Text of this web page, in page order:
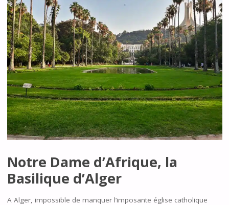
Notre Dame d’Afrique, la
Basilique d’Alger
A Alger, impossible de manquer l’imposante église catholique